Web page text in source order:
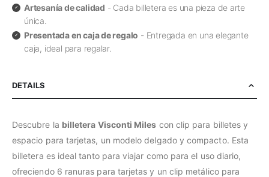
Artesanía de calidad - Cada billetera es una pieza de arte
única.
Presentada en caja de regalo - Entregada en una elegante
caja, ideal para regalar.
DETAILS
Descubre la billetera Visconti Miles con clip para billetes y
espacio para tarjetas, un modelo delgado y compacto. Esta
billetera es ideal tanto para viajar como para el uso diario,
ofreciendo 6 ranuras para tarjetas y un clip metálico para